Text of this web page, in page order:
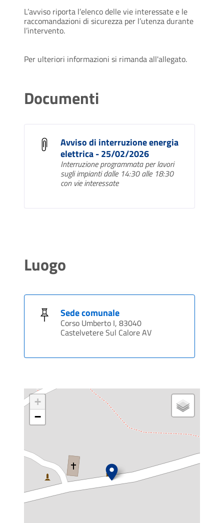
L’avviso riporta l’elenco delle vie interessate e le
raccomandazioni di sicurezza per l’utenza durante
l’intervento.
Per ulteriori informazioni si rimanda all'allegato.
Documenti
Avviso di interruzione energia
elettrica - 25/02/2026
Interruzione programmata per lavori
sugli impianti dalle 14:30 alle 18:30
con vie interessate
Luogo
Sede comunale
Corso Umberto I, 83040
Castelvetere Sul Calore AV
+
−